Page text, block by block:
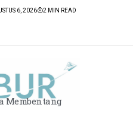
6, 2026 2 MIN READ
Membentang